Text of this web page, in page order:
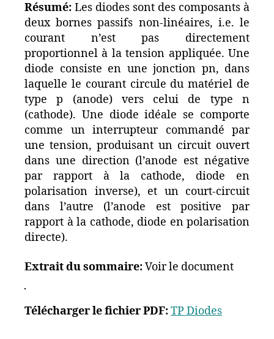
Résumé: Les diodes sont des composants à
deux bornes passifs non-linéaires, i.e. le
courant n’est pas directement
proportionnel à la tension appliquée. Une
diode consiste en une jonction pn, dans
laquelle le courant circule du matériel de
type p (anode) vers celui de type n
(cathode). Une diode idéale se comporte
comme un interrupteur commandé par
une tension, produisant un circuit ouvert
dans une direction (l’anode est négative
par rapport à la cathode, diode en
polarisation inverse), et un court-circuit
dans l’autre (l’anode est positive par
rapport à la cathode, diode en polarisation
directe).
Extrait du sommaire:Voir le document
Télécharger le fichier PDF:TP Diodes